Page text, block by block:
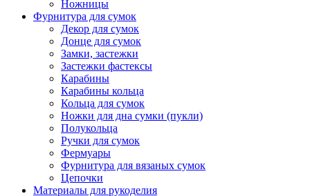
Ножницы
Фурнитура для сумок
Декор для сумок
Донце для сумок
Замки, застежки
Застежки фастексы
Карабины
Карабины кольца
Кольца для сумок
Ножки для дна сумки (пукли)
Полукольца
Ручки для сумок
Фермуары
Фурнитура для вязаных сумок
Цепочки
Материалы для рукоделия